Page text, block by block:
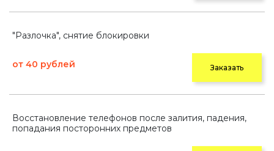
"Разлочка", снятие блокировки
от 40 рублей Заказать
Восстановление телефонов после залития, падения,
попадания посторонних предметов